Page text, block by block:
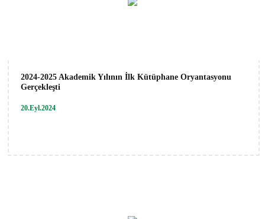
2024-2025 Akademik Yılının İlk Kütüphane Oryantasyonu
Gerçekleşti
20.Eyl.2024